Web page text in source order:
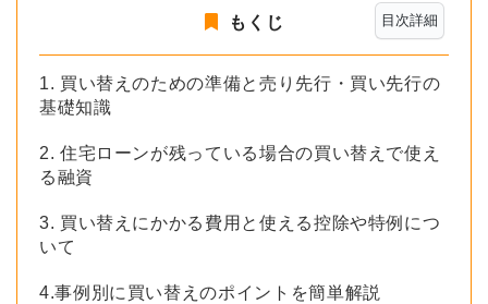
目次詳細
もくじ
1. 買い替えのための準備と売り先行・買い先行の
基礎知識
2. 住宅ローンが残っている場合の買い替えで使え
る融資
3. 買い替えにかかる費用と使える控除や特例につ
いて
4.事例別に買い替えのポイントを簡単解説